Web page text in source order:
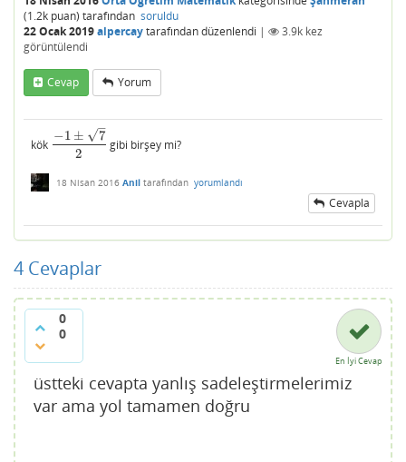
(1.2k puan) tarafından soruldu
22 Ocak 2019alpercaytarafındandüzenlendi | 3.9k kez
görüntülendi
Cevap Yorum
kök
−1 ± 7
–
√
2
−1±72 gibi birşey mi?
18 Nisan 2016 Anil tarafından yorumlandı
Cevapla
4 Cevaplar
0
0
En İyi Cevap
üstteki cevapta yanlış sadeleştirmelerimiz
var ama yol tamamen doğru